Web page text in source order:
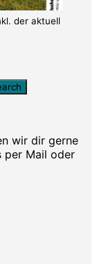
der aktuell
wir dir gerne
per Mail oder